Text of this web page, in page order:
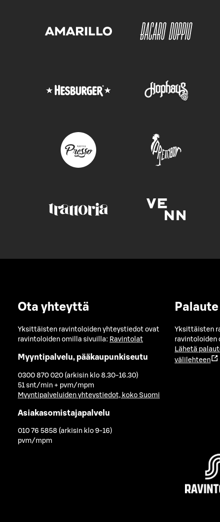
Ota yhteyttä
Yksittäisten ravintoloiden yhteystiedot ovat
ravintoloiden omilla sivuilla: Ravintolat
Myyntipalvelu, pääkaupunkiseutu
0300 870 020 (arkisin klo 8.30-16.30)
51 snt/min + pvm/mpm
Myyntipalveluiden yhteystiedot, koko Suomi
Asiakasomistajapalvelu
010 76 5858 (arkisin klo 9-16)
pvm/mpm
Palaute
Yksittäisten
ravintoloiden
Lähetä
välilehteen